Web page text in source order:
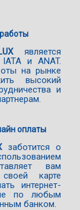
является
и ANAT.
на рынке
высокий
и
оплаты
заботится о
вам
карте
интернет-
по любым
банком.